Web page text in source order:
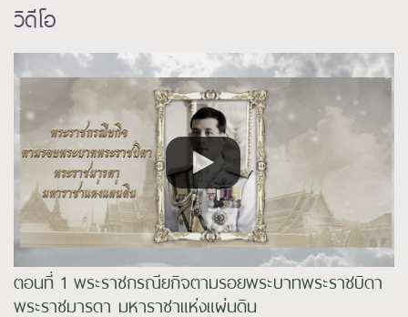
วิดีโอ
ตอนที่ 1 พระราชกรณียกิจตามรอยพระบาทพระราชบิดา
พระราชมารดา มหาราชาแห่งแผ่นดิน